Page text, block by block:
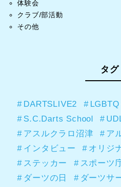
体験会
クラブ/部活動
その他
タグ
DARTSLIVE2
LGBTQ
S.C.Darts School
アスルクラロ沼津
ア
インタビュー
オリジ
ステッカー
スポーツ
ダーツの日
ダーツサ